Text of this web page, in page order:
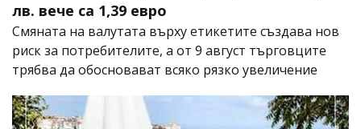
лв. вече са 1,39 евро
Смяната на валутата върху етикетите създава нов
риск за потребителите, а от 9 август търговците
трябва да обосновават всяко рязко увеличение